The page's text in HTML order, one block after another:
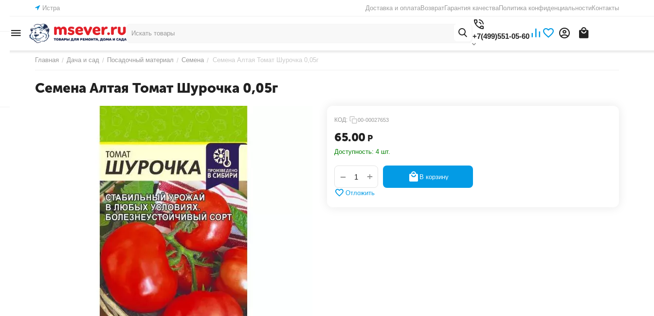
Истра Доставка и оплатаВозвратГарантия качестваПолитика конфиденциальностиКонтакты
+7(499)551-05-60
Главная / Дача и сад / Посадочный материал / Семена / Семена Алтая Томат Шурочка 0,05г
Семена Алтая Томат Шурочка 0,05г
КОД: 00-00027653
65.00 Р
Доступность: 4 шт.
+
− В корзину
Отложить